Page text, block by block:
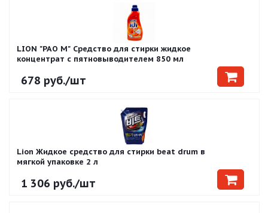
LION "PAO M" Средство для стирки жидкое
концентрат с пятновыводителем 850 мл
678 руб./шт
Lion Жидкое средство для стирки beat drum в
мягкой упаковке 2 л
1 306 руб./шт